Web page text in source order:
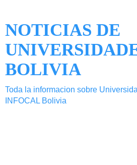
NOTICIAS DE
BOLIVIA
Toda la informacion sobre
INFOCAL Bolivia